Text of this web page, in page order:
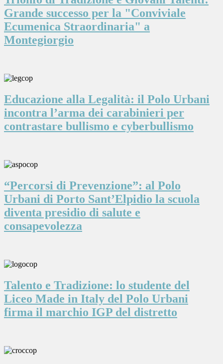
Grande successo per la "Conviviale
Ecumenica Straordinaria" a
Montegiorgio
Educazione alla Legalità: il Polo Urbani
incontra l’arma dei carabinieri per
contrastare bullismo e cyberbullismo
“Percorsi di Prevenzione”: al Polo
Urbani di Porto Sant’Elpidio la scuola
diventa presidio di salute e
consapevolezza
Talento e Tradizione: lo studente del
Liceo Made in Italy del Polo Urbani
firma il marchio IGP del distretto